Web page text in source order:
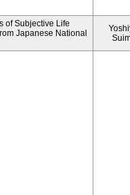
of Subjective Life
Japanese National